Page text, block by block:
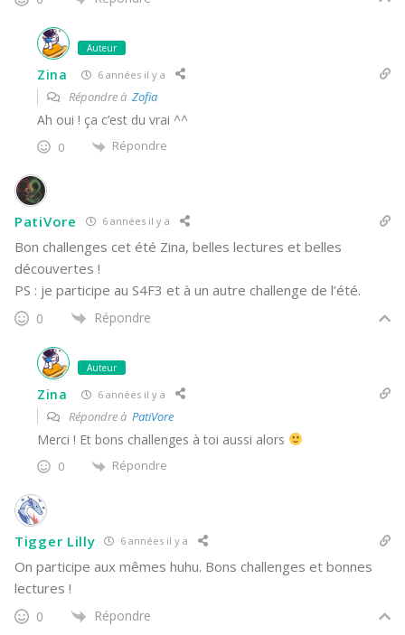
Auteur
Zina 6 années il y a
Répondre à Zofia
Ah oui ! ça c’est du vrai ^^
0 Répondre
PatiVore 6 années il y a
Bon challenges cet été Zina, belles lectures et belles
découvertes !
PS : je participe au S4F3 et à un autre challenge de l’été.
0 Répondre
Auteur
Zina 6 années il y a
Répondre à PatiVore
Merci ! Et bons challenges à toi aussi alors
0 Répondre
Tigger Lilly 6 années il y a
On participe aux mêmes huhu. Bons challenges et bonnes
lectures !
0 Répondre